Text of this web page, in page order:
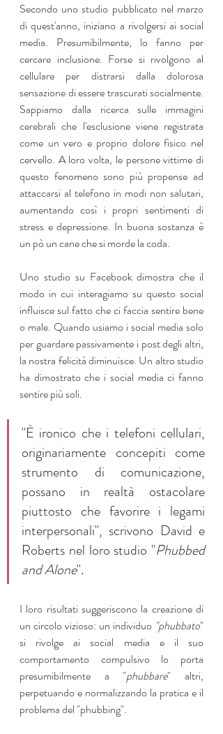
Secondo uno studio pubblicato nel marzo
di quest'anno, iniziano a rivolgersi ai social
media. Presumibilmente, lo fanno per
cercare inclusione. Forse si rivolgono al
cellulare per distrarsi dalla dolorosa
sensazione di essere trascurati socialmente.
Sappiamo dalla ricerca sulle immagini
cerebrali che l'esclusione viene registrata
come un vero e proprio dolore fisico nel
cervello. A loro volta, le persone vittime di
questo fenomeno sono più propense ad
attaccarsi al telefono in modi non salutari,
aumentando così i propri sentimenti di
stress e depressione. In buona sostanza è
un pò un cane che si morde la coda.
Uno studio su Facebook dimostra che il
modo in cui interagiamo su questo social
influisce sul fatto che ci faccia sentire bene
o male. Quando usiamo i social media solo
per guardare passivamente i post degli altri,
la nostra felicità diminuisce. Un altro studio
ha dimostrato che i social media ci fanno
sentire più soli.
"È ironico che i telefoni cellulari,
originariamente concepiti come
strumento di comunicazione,
possano in realtà ostacolare
piuttosto che favorire i legami
interpersonali", scrivono David e
Roberts nel loro studio "Phubbed
and Alone".
I loro risultati suggeriscono la creazione di
un circolo vizioso: un individuo "phubbato"
si rivolge ai social media e il suo
comportamento compulsivo lo porta
presumibilmente a "phubbare" altri,
perpetuando e normalizzando la pratica e il
problema del "phubbing".